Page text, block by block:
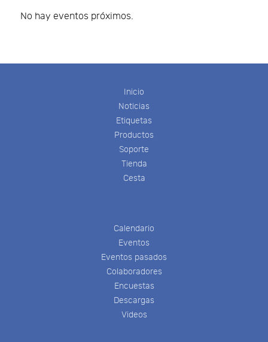
No hay eventos próximos.
Inicio
Noticias
Etiquetas
Productos
Soporte
Tienda
Cesta
Calendario
Eventos
Eventos pasados
Colaboradores
Encuestas
Descargas
Videos